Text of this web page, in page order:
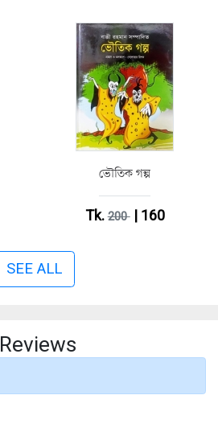
ভৌতিক গল্প
Tk.200| 160
SEE ALL
Reviews